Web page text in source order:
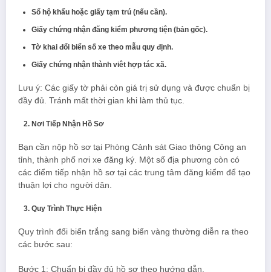
Sổ hộ khẩu hoặc giấy tạm trú (nếu cần).
Giấy chứng nhận đăng kiểm phương tiện (bản gốc).
Tờ khai đổi biển số xe theo mẫu quy định.
Giấy chứng nhận thành viêt hợp tác xã.
Lưu ý: Các giấy tờ phải còn giá trị sử dụng và được chuẩn bị
đầy đủ. Tránh mất thời gian khi làm thủ tục.
Nơi Tiếp Nhận Hồ Sơ
Bạn cần nộp hồ sơ tại Phòng Cảnh sát Giao thông Công an
tỉnh, thành phố nơi xe đăng ký. Một số địa phương còn có
các điểm tiếp nhận hồ sơ tại các trung tâm đăng kiểm để tạo
thuận lợi cho người dân.
Quy Trình Thực Hiện
Quy trình đổi biển trắng sang biển vàng thường diễn ra theo
các bước sau:
Bước 1: Chuẩn bị đầy đủ hồ sơ theo hướng dẫn.